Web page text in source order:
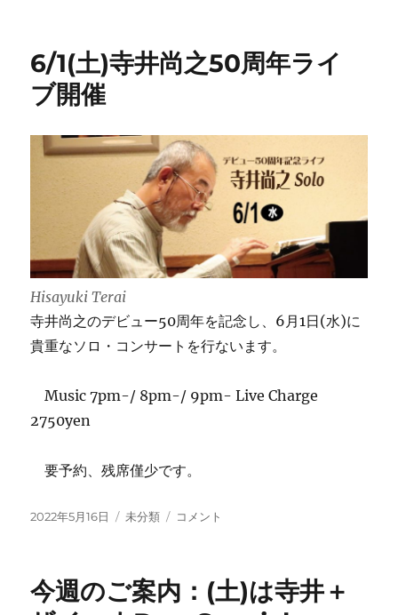
ー
ラ
リ
ビ
ュ
ー
ト
CD
お
せ
に
6/1(土)寺井尚之50周年ライ
ブ開催
Hisayuki Terai
寺井尚之のデビュー50周年を記念し、6月1日(水)に
貴重なソロ・コンサートを行ないます。
Music 7pm-/ 8pm-/ 9pm- Live Charge
2750yen
要予約、残席僅少です。
投
2022年5月16日
カ
ー
未分類
6/1(土)
之
コメント
今週のご案内：(土)は寺井＋